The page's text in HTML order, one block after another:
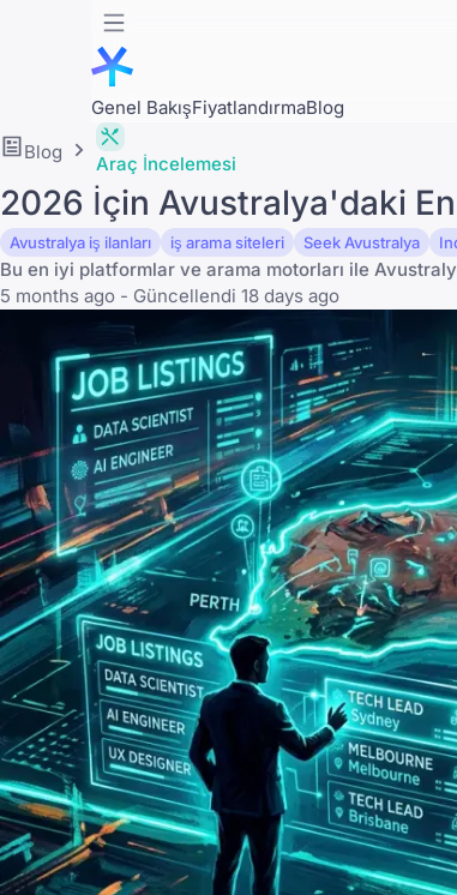
Genel BakışFiyatlandırmaBlog
Blog
Araç İncelemesi
2026 İçin Avustralya'daki
Avustralya iş ilanları iş arama siteleri Seek Avustralya
Bu en iyi platformlar ve arama motorları ile
5 months ago - Güncellendi 18 days ago